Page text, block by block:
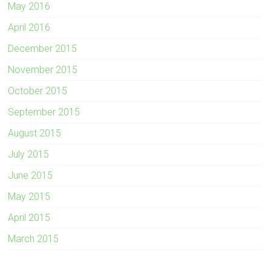
May 2016
April 2016
December 2015
November 2015
October 2015
September 2015
August 2015
July 2015
June 2015
May 2015
April 2015
March 2015